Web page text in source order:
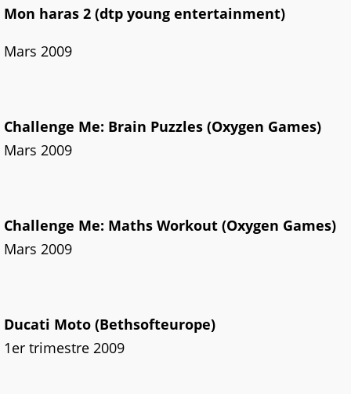
Mon haras 2 (dtp young entertainment)
Mars 2009
Challenge Me: Brain Puzzles (Oxygen Games)
Mars 2009
Challenge Me: Maths Workout (Oxygen Games)
Mars 2009
Ducati Moto (Bethsofteurope)
1er trimestre 2009